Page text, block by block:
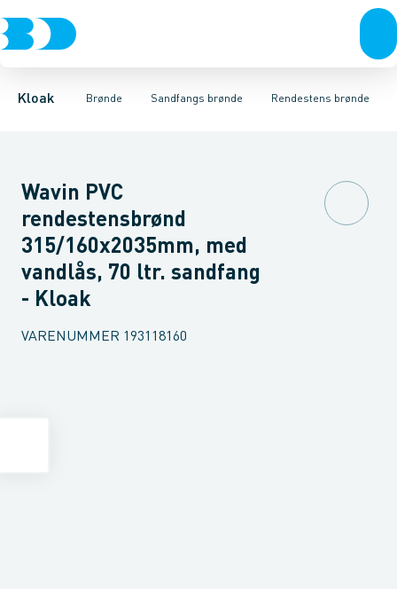
Kloak Brønde
Rør & fittingsBrønde BrøndgodsLinjeafvandingTanke,
Sandfangs brønde
Rense & inspektions brøndeOpføringsrør & tilbehør
Rendestens brønde
Rendestens brønde Tagnedløbs brønde Drænbrønde
Wavin PVC
rendestensbrønd
315/160x2035mm, med
vandlås, 70 ltr. sandfang
- Kloak
VARENUMMER 193118160